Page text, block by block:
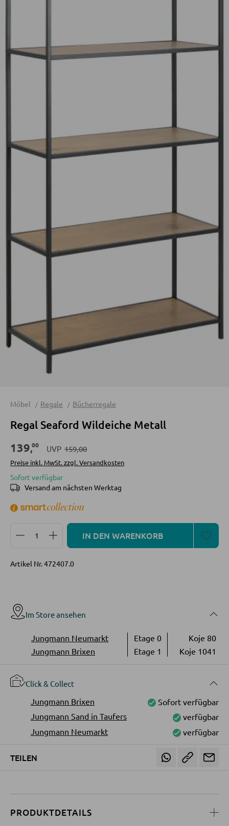
Sofa Zubehör
Highboards
Lowboards
Holzregale
WOHNWÄNDE
Vitrinenschränke
TV-Elemente
Couchtische
Beistelltische
Polstersessel
Relaxsessel
Sitzhocker
Poufs
Sitzsäcke
Polsterbetten
Möbel Regale Bücherregale
Regal Seaford Wildeiche Metall
139,00 UVP 159,00
Preise inkl. MwSt. zzgl. Versandkosten
Sofort verfügbar
Versand am nächsten Werktag
Produkt Anzahl: Gib den gewünschten Wert ein
IN DEN WARENKORB
Artikel Nr.472407.0
Im Store ansehen
Jungmann Neumarkt Etage 0
Koje 80
Jungmann Brixen
Etage 1 Koje 1041
Click & Collect
Jungmann Brixen
Sofort verfügbar
Jungmann Sand in Taufers
verfügbar
Jungmann Neumarkt
verfügbar
TEILEN
PRODUKTDETAILS